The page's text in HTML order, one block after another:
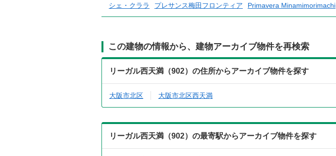
シェ・クララ
プレサンス梅田フロンティア Primavera Minamimorimachi
この建物の情報から、建物アーカイブ物件を再検索
リーガル西天満（902）の住所からアーカイブ物件を探す
大阪市北区 大阪市北区西天満
リーガル西天満（902）の最寄駅からアーカイブ物件を探す